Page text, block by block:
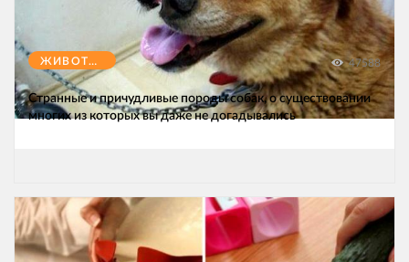
ЖИВОТНЫЕ 47588
Странные и причудливые породы собак, о существовании
многих из которых вы даже не догадывались